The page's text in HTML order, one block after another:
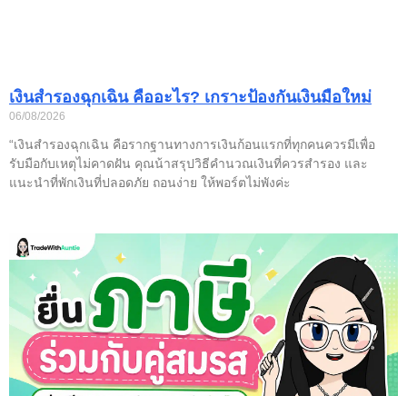
เงินสำรองฉุกเฉิน คืออะไร? เกราะป้องกันเงินมือใหม่
06/08/2026
“เงินสำรองฉุกเฉิน คือรากฐานทางการเงินก้อนแรกที่ทุกคนควรมีเพื่อ
รับมือกับเหตุไม่คาดฝัน คุณน้าสรุปวิธีคำนวณเงินที่ควรสำรอง และ
แนะนำที่พักเงินที่ปลอดภัย ถอนง่าย ให้พอร์ตไม่พังค่ะ